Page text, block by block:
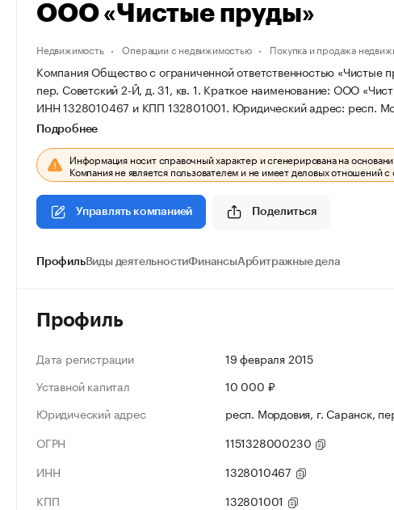
ООО «Чистые пруды»
Недвижимость Операции с недвижимостью Покупка и продажа
Компания Общество с ограниченной ответственностью «Чистые
пер. Советский 2-Й, д. 31, кв. 1. Краткое наименование: ООО
ИНН 1328010467 и КПП 132801001. Юридический адрес: респ.
Подробнее
Информация носит справочный характер и сгенерирована на
Компания не является пользователем и не имеет деловых отношений
Управлять компанией Поделиться
ПрофильВиды деятельностиФинансыАрбитражные дела
Профиль
Дата регистрации
19 февраля 2015
Уставной капитал
10 000 ₽
Юридический адрес
респ. Мордовия, г. Саранск,
ОГРН
1151328000230
ИНН
1328010467
КПП
132801001